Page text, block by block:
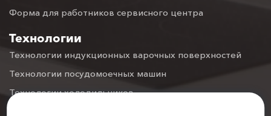
Форма для работников сервисного центра
Технологии
Технологии индукционных варочных поверхностей
Технологии посудомоечных машин
Технологии холодильников